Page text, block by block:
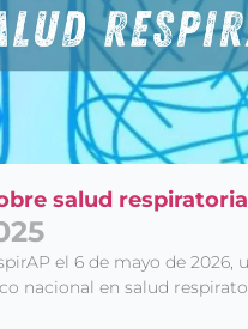
salud respiratoria
el 6 de mayo de 2026,
nacional en salud